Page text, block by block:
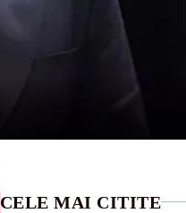
CELE MAI CITITE